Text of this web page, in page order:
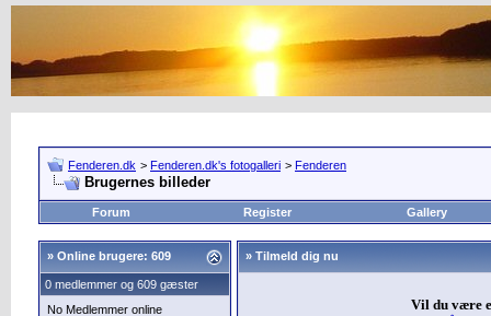
Fenderen.dk > Fenderen.dk's fotogalleri > Fenderen
Brugernes billeder
Forum Register Gallery
» Online brugere: 609
0 medlemmer og 609 gæster
No Medlemmer online
» Tilmeld dig nu
Vil du være